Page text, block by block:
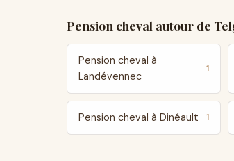
Pension cheval autour de
Pension cheval à
Landévennec
1
Pension cheval à Dinéault 1